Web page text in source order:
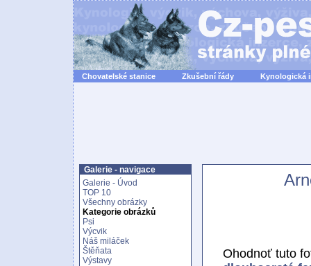
Chovatelské stanice Zkušební řády Kynologická
Galerie - navigace
Galerie - Úvod
TOP 10
Všechny obrázky
Kategorie obrázků
Psi
Výcvik
Náš miláček
Štěňata
Výstavy
Ohodnoť tuto